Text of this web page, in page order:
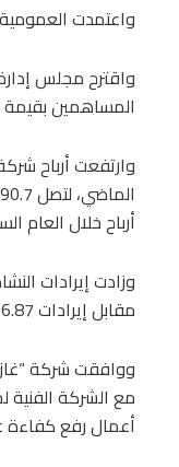
واعتمدت
واقترح مجلس
المساهمين بقيمة 50 قرشًا عن أرباح العام الماضي.
أرباح خلال العام
مقابل إيرادات 6.87 مليار جنيه خلال 2023.
ووافقت شركة
مع الشركة الفنية
أعمال رفع كفاءة عدد 10 محطات قياس